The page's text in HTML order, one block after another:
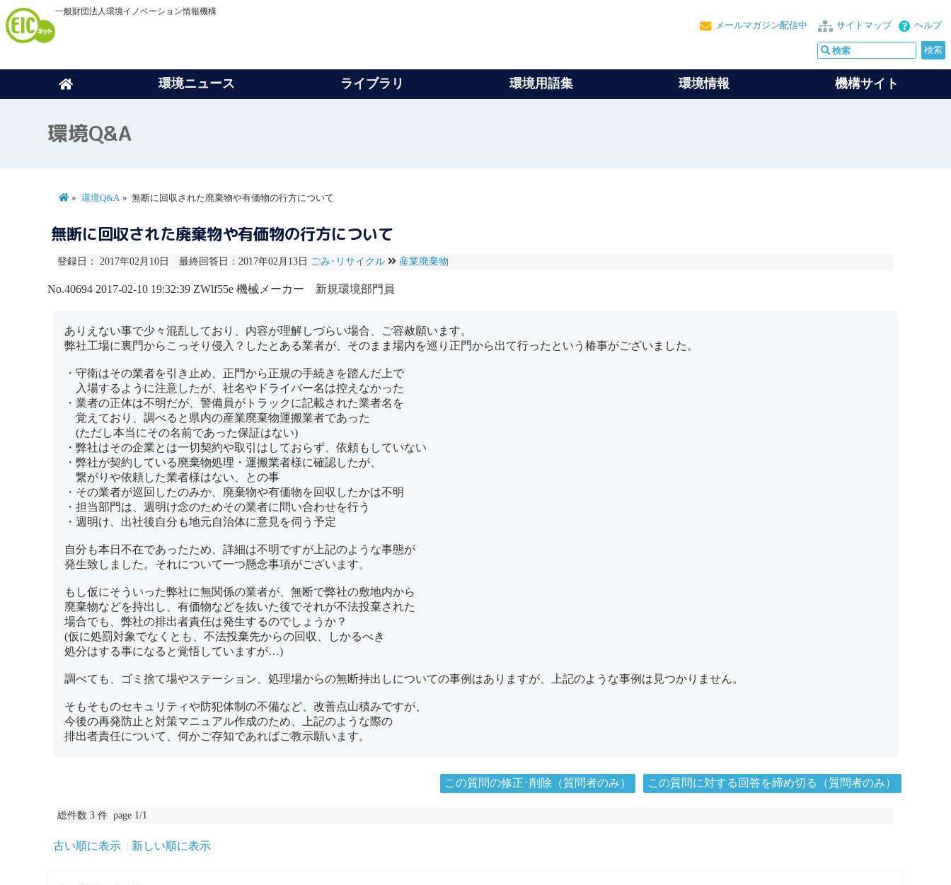
一般財団法人環境イノベーション情報機構
ヘルプ
サイトマップ
メールマガジン配信中
環境ニュース ライブラリ 環境用語集 環境情報 機構サイト
環境Q&A
環境Q&A 無断に回収された廃棄物や有価物の行方について
無断に回収された廃棄物や有価物の行方について
登録日： 2017年02月10日 最終回答日：2017年02月13日 ごみ･リサイクル 産業廃棄物
No.40694 2017-02-10 19:32:39 ZWlf55e 機械メーカー 新規環境部門員
ありえない事で少々混乱しており、内容が理解しづらい場合、ご容赦願います。
弊社工場に裏門からこっそり侵入？したとある業者が、そのまま場内を巡り正門から出て行ったという椿事がございました。
・守衛はその業者を引き止め、正門から正規の手続きを踏んだ上で
入場するように注意したが、社名やドライバー名は控えなかった
・業者の正体は不明だが、警備員がトラックに記載された業者名を
覚えており、調べると県内の産業廃棄物運搬業者であった
(ただし本当にその名前であった保証はない)
・弊社はその企業とは一切契約や取引はしておらず、依頼もしていない
・弊社が契約している廃棄物処理・運搬業者様に確認したが、
繋がりや依頼した業者様はない、との事
・その業者が巡回したのみか、廃棄物や有価物を回収したかは不明
・担当部門は、週明け念のためその業者に問い合わせを行う
・週明け、出社後自分も地元自治体に意見を伺う予定
自分も本日不在であったため、詳細は不明ですが上記のような事態が
発生致しました。それについて一つ懸念事項がございます。
もし仮にそういった弊社に無関係の業者が、無断で弊社の敷地内から
廃棄物などを持出し、有価物などを抜いた後でそれが不法投棄された
場合でも、弊社の排出者責任は発生するのでしょうか？
(仮に処罰対象でなくとも、不法投棄先からの回収、しかるべき
処分はする事になると覚悟していますが…)
調べても、ゴミ捨て場やステーション、処理場からの無断持出しについての事例はありますが、上記のような事例は見つかりません。
そもそものセキュリティや防犯体制の不備など、改善点山積みですが、
今後の再発防止と対策マニュアル作成のため、上記のような際の
排出者責任について、何かご存知であればご教示願います。
この質問の修正･削除（質問者のみ） この質問に対する回答を締め切る（質問者のみ）
総件数 3 件 page 1/1
古い順に表示 新しい順に表示